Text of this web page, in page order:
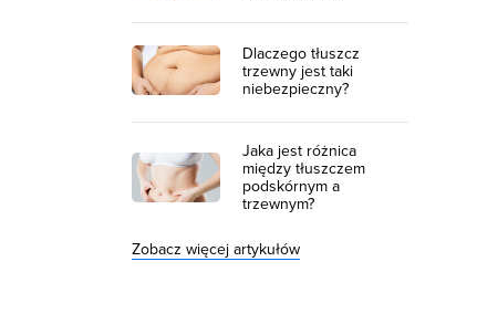
Dlaczego tłuszcz
trzewny jest taki
niebezpieczny?
Jaka jest różnica
między tłuszczem
podskórnym a
trzewnym?
Zobacz więcej artykułów